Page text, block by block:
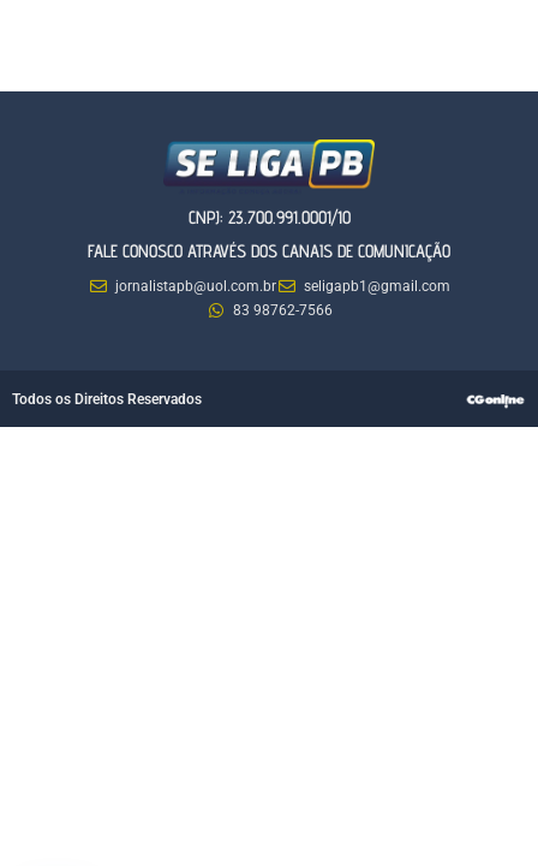
CNPJ: 23.700.991.0001/10
FALE CONOSCO ATRAVÉS DOS CANAIS DE COMUNICAÇÃO
jornalistapb@uol.com.br
seligapb1@gmail.com
83 98762-7566
Todos os Direitos Reservados